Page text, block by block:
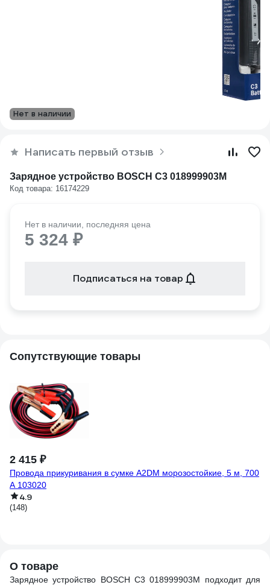
Нет в наличии
Написать первый отзыв
Зарядное устройство BOSCH С3 018999903M
Код товара: 16174229
Нет в наличии, последняя цена
5 324 ₽
Подписаться на товар
Сопутствующие товары
2 415 ₽
Провода прикуривания в сумке A2DM морозостойкие, 5 м, 700
А 103020
4.9
(148)
О товаре
Зарядное устройство BOSСН С3 018999903M подходит для